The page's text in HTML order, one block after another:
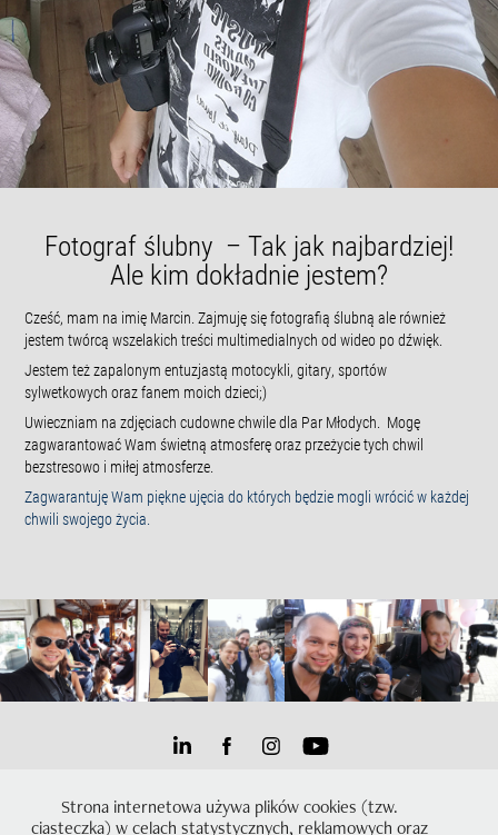
Fotograf ślubny – Tak jak najbardziej!
Ale kim dokładnie jestem?
Cześć, mam na imię Marcin. Zajmuję się fotografią ślubną ale również
jestem twórcą wszelakich treści multimedialnych od wideo po dźwięk.
Jestem też zapalonym entuzjastą motocykli, gitary, sportów
sylwetkowych oraz fanem moich dzieci;)
Uwieczniam na zdjęciach cudowne chwile dla Par Młodych. Mogę
zagwarantować Wam świetną atmosferę oraz przeżycie tych chwil
bezstresowo i miłej atmosferze.
Zagwarantuję Wam piękne ujęcia do których będzie mogli wrócić w każdej
chwili swojego życia.
Fotografia ślubna Dolny Śląsk – fotografia ślubna, sesje ślubne, sesje
narzeczeńskie. Pracuję głównie na Dolnym Śląsku – Wrocław,
Strona internetowa używa plików cookies (tzw.
ciasteczka) w celach statystycznych, reklamowych oraz